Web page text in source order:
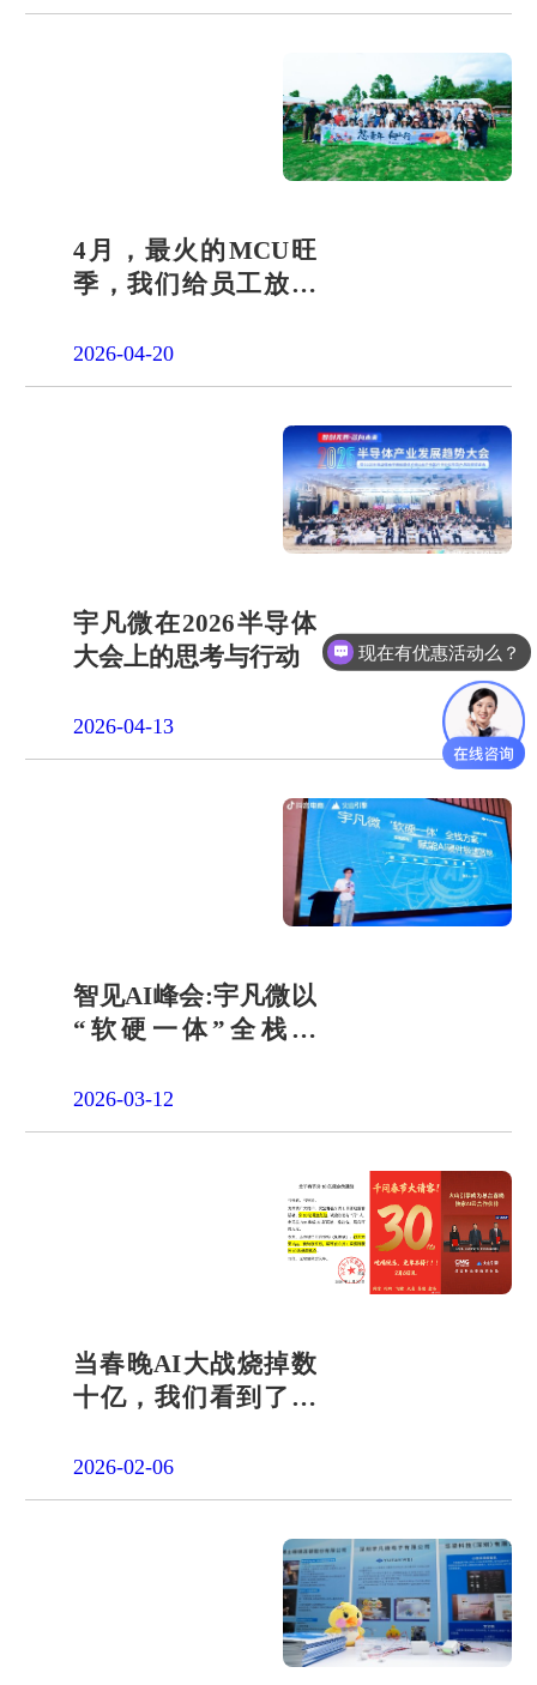
4月，最火的MCU旺
季，我们给员工放了
2026-04-20
宇凡微在2026半导体
大会上的思考与行动
2026-04-13
智见AI峰会:宇凡微以
“软硬一体”全栈方
加速度
2026-03-12
当春晚AI大战烧掉数
十亿，我们看到了一
2026-02-06
现在有优惠活动么？